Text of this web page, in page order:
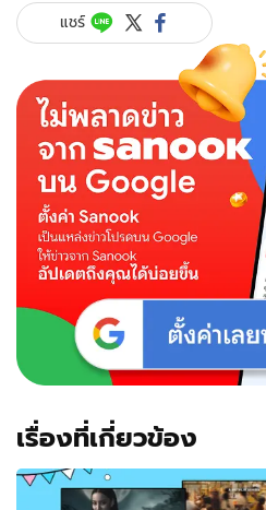
นำ
ทีม
ตัว
"Shine"
โปร
Gay
Series
ฟอร์ม
ยักษ์
เขย่า
วงการ
รีส์
ไทย
แชร์
เรื่องที่เกี่ยวข้อง